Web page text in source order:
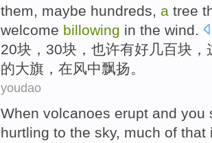
them, maybe hundreds a tree
welcome billowing in the wind
20块， 30块， 也许有好几百块，
的大旗 ， 在风中飘扬。
youdao
When volcanoes erupt and you
hurtling to the sky, much of that